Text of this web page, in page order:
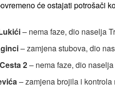
će ostajati potrošači
– nema faze, dio naselja
– zamjena stubova, dio
2– nema faze, dio
– zamjena brojila i